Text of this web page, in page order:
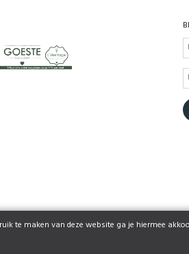
te maken van deze website ga je hiermee